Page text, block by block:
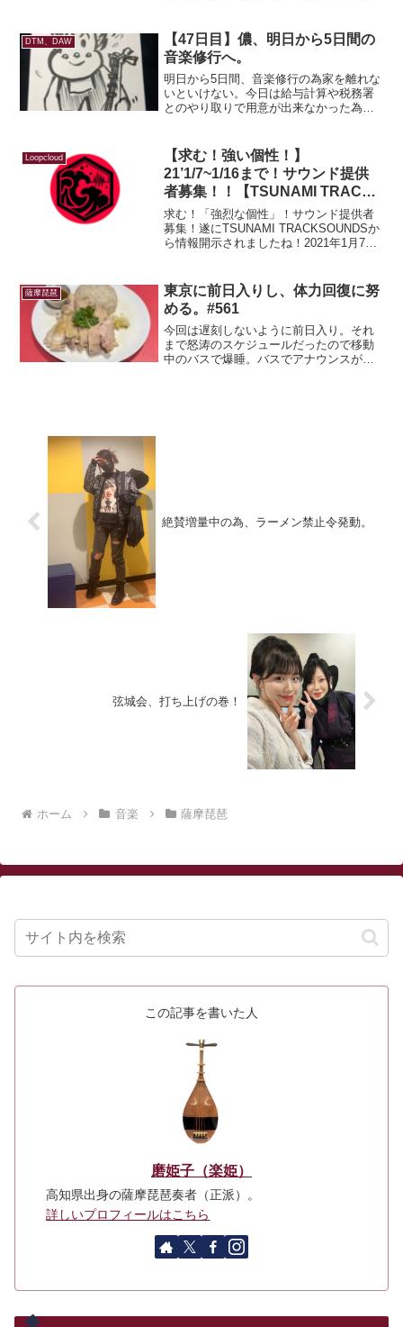
ながら弾くので崩れとか中間落としとか
はあんまりないのだ。ギタ...
DTM、DAW
【47日目】儂、明日から5日間の
音楽修行へ。
明日から5日間、音楽修行の為家を離れな
いといけない。今日は給与計算や税務署
とのやり取りで用意が出来なかった為、
ーツケース２個になってしまった…機材
と木材。現代的音楽用品...
Loopcloud
【求む！強い個性！】
21’1/7~1/16まで！サウンド提供
者募集！！【TSUNAMI TRACK
SOUNDS】
求む！「強烈な個性」！サウンド提供者
募集！遂にTSUNAMI TRACKSOUNDSか
ら情報開示されましたね！2021年1月7日
す！自分のサウンドが世界中のどこか
で...
薩摩琵琶
東京に前日入りし、体力回復に努
める。#561
今回は遅刻しないように前日入り。それ
まで怒涛のスケジュールだったので移動
中のバスで爆睡。バスでアナウンスが流
絶賛増量中の為、ラーメン禁止令発動。
弦城会、打ち上げの巻！
ホーム 音楽 薩摩琵琶
この記事を書いた人
磨姫子（楽姫）
高知県出身の薩摩琵琶奏者（正派）。
詳しいプロフィールはこちら